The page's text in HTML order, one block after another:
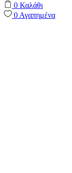
0 Καλάθι
0 Αγαπημένα